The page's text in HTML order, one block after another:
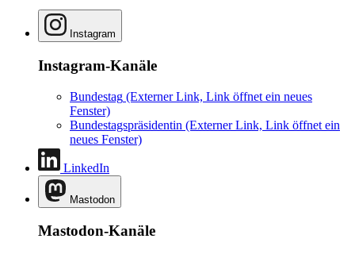
Instagram
Instagram-Kanäle
Bundestag (Externer Link, Link öffnet ein neues
Fenster)
Bundestagspräsidentin (Externer Link, Link öffnet ein
neues Fenster)
LinkedIn
Mastodon
Mastodon-Kanäle